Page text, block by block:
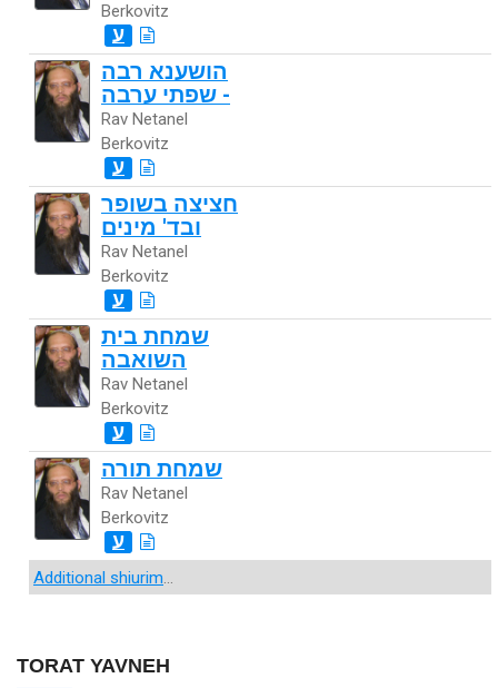
TORAT YAVNEH
Berkovitz
ע
הושענא רבה
- שפתי ערבה
Rav Netanel
Berkovitz
ע
חציצה בשופר
ובד' מינים
Rav Netanel
Berkovitz
ע
שמחת בית
השואבה
Rav Netanel
Berkovitz
ע
שמחת תורה
Rav Netanel
Berkovitz
ע
Additional shiurim...